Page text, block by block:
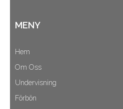
MENY
Hem
Om Oss
Undervisning
Förbön